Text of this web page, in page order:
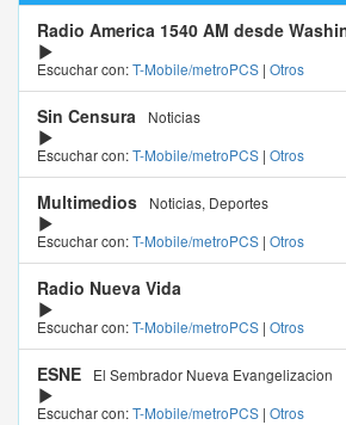
Radio America 1540 AM desde
Escuchar con:T-Mobile/metroPCS | Otros
Sin Censura
Noticias
Escuchar con:T-Mobile/metroPCS | Otros
Multimedios
Noticias, Deportes
Escuchar con:T-Mobile/metroPCS | Otros
Radio Nueva Vida
Escuchar con:T-Mobile/metroPCS | Otros
ESNE
El Sembrador Nueva Evangelizacion
Escuchar con:T-Mobile/metroPCS | Otros